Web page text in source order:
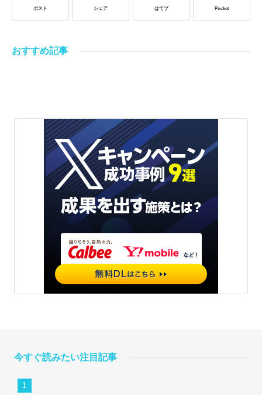
ポスト シェア はてブ Pocket
おすすめ記事
今すぐ読みたい注目記事